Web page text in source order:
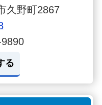
久野町2867
る